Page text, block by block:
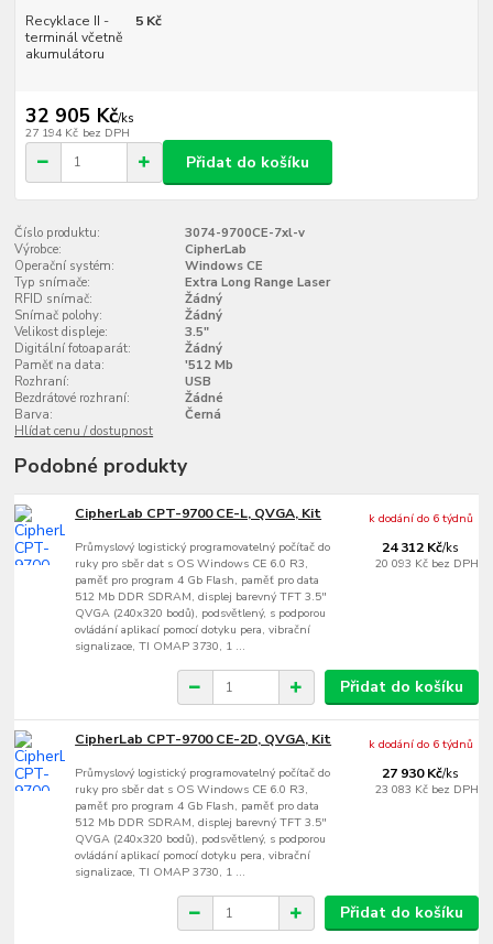
Recyklace II -
terminál včetně
akumulátoru
5 Kč
32 905 Kč/ks
27 194 Kč bez DPH
Přidat do košíku
Číslo produktu:
3074-9700CE-7xl-v
Výrobce:
CipherLab
Operační systém:
Windows CE
Typ snímače:
Extra Long Range Laser
RFID snímač:
Žádný
Snímač polohy:
Žádný
Velikost displeje:
3.5"
Digitální fotoaparát:
Žádný
Paměť na data:
'512 Mb
Rozhraní:
USB
Bezdrátové rozhraní:
Žádné
Barva:
Černá
Hlídat cenu / dostupnost
Podobné produkty
CipherLab CPT-9700 CE-L, QVGA, Kit
Průmyslový logistický programovatelný počítač do
ruky pro sběr dat s OS Windows CE 6.0 R3,
paměť pro program 4 Gb Flash, paměť pro data
512 Mb DDR SDRAM, displej barevný TFT 3.5"
QVGA (240x320 bodů), podsvětlený, s podporou
ovládání aplikací pomocí dotyku pera, vibrační
signalizace, TI OMAP 3730, 1 ...
24 312 Kč/ks
20 093 Kč bez DPH
k dodání do 6 týdnů
Přidat do košíku
CipherLab CPT-9700 CE-2D, QVGA, Kit
Průmyslový logistický programovatelný počítač do
ruky pro sběr dat s OS Windows CE 6.0 R3,
paměť pro program 4 Gb Flash, paměť pro data
512 Mb DDR SDRAM, displej barevný TFT 3.5"
QVGA (240x320 bodů), podsvětlený, s podporou
ovládání aplikací pomocí dotyku pera, vibrační
signalizace, TI OMAP 3730, 1 ...
27 930 Kč/ks
23 083 Kč bez DPH
k dodání do 6 týdnů
Přidat do košíku